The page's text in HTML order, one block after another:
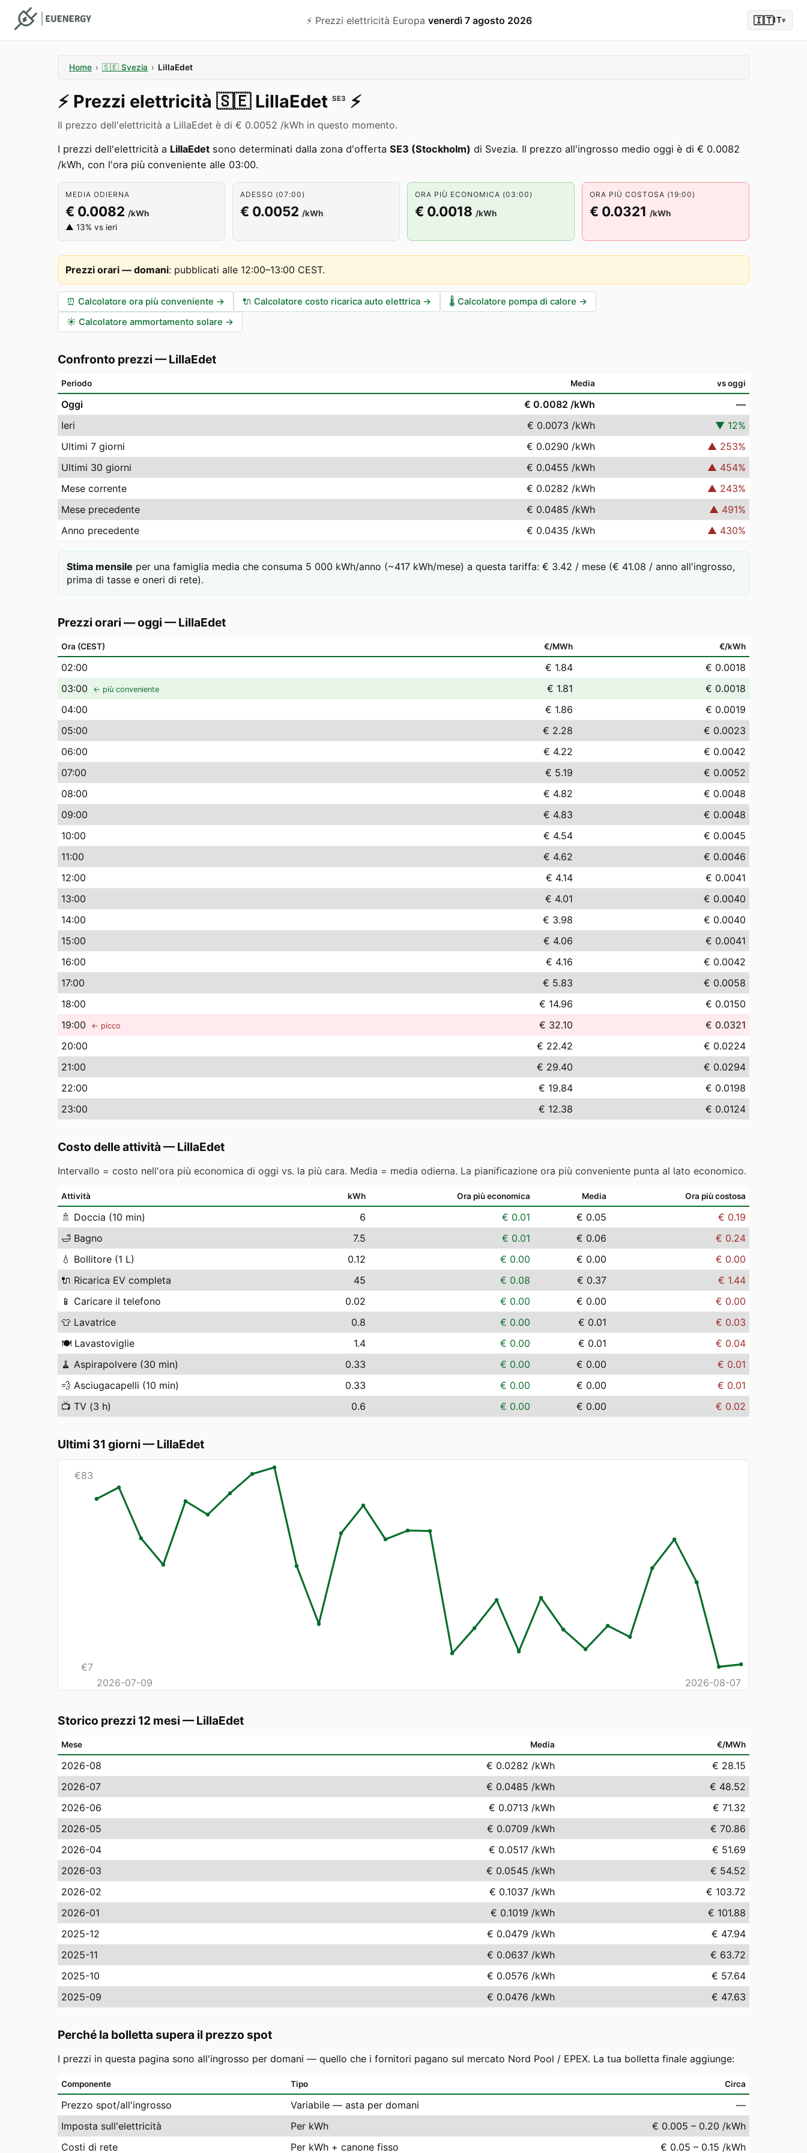
⚡️ Prezzi elettricità Europa venerdì 7 agosto 2026 🇮🇹IT▾
Home › 🇸🇪 Svezia › LillaEdet
⚡️ Prezzi elettricità 🇸🇪 LillaEdet SE3 ⚡️
Il prezzo dell'elettricità a LillaEdet è di € 0.0052 /kWh in questo momento.
I prezzi dell'elettricità a LillaEdet sono determinati dalla zona d'offerta SE3 (Stockholm) di Svezia. Il prezzo all'ingrosso medio oggi è di € 0.0082
/kWh, con l'ora più conveniente alle 03:00.
MEDIA ODIERNA
€ 0.0082 /kWh
▲ 13% vs ieri
ADESSO (07:00)
€ 0.0052 /kWh
ORA PIÙ ECONOMICA (03:00)
€ 0.0018 /kWh
ORA PIÙ COSTOSA (19:00)
€ 0.0321 /kWh
Prezzi orari — domani: pubblicati alle 12:00–13:00 CEST.
⏰ Calcolatore ora più conveniente → 🔌 Calcolatore costo ricarica auto elettrica → 🌡️ Calcolatore pompa di calore →
☀️ Calcolatore ammortamento solare →
Confronto prezzi —LillaEdet
Periodo Media vs oggi
Oggi € 0.0082 /kWh
—
Ieri
€ 0.0073 /kWh ▼ 12%
Ultimi 7 giorni
€ 0.0290 /kWh ▲ 253%
Ultimi 30 giorni
€ 0.0455 /kWh ▲ 454%
Mese corrente
€ 0.0282 /kWh ▲ 243%
Mese precedente
€ 0.0485 /kWh ▲ 491%
Anno precedente
€ 0.0435 /kWh ▲ 430%
Stima mensile per una famiglia media che consuma 5 000 kWh/anno (~417 kWh/mese) a questa tariffa: € 3.42 / mese (€ 41.08 / anno all'ingrosso,
prima di tasse e oneri di rete).
Prezzi orari — oggi —LillaEdet
Ora (CEST) €/MWh €/kWh
02:00 € 1.84
€ 0.0018
03:00 ← più conveniente € 1.81
€ 0.0018
04:00 € 1.86
€ 0.0019
05:00 € 2.28
€ 0.0023
06:00 € 4.22
€ 0.0042
07:00 € 5.19
€ 0.0052
08:00 € 4.82
€ 0.0048
09:00 € 4.83
€ 0.0048
10:00 € 4.54
€ 0.0045
11:00 € 4.62
€ 0.0046
12:00 € 4.14
€ 0.0041
13:00 € 4.01
€ 0.0040
14:00 € 3.98
€ 0.0040
15:00 € 4.06
€ 0.0041
16:00 € 4.16
€ 0.0042
17:00 € 5.83
€ 0.0058
18:00 € 14.96
€ 0.0150
19:00 ← picco € 32.10
€ 0.0321
20:00 € 22.42
€ 0.0224
21:00 € 29.40
€ 0.0294
22:00 € 19.84
€ 0.0198
23:00 € 12.38 € 0.0124
Costo delle attività —LillaEdet
Intervallo = costo nell'ora più economica di oggi vs. la più cara. Media = media odierna. La pianificazione ora più conveniente punta al lato economico.
Attività kWh Ora più economica Media Ora più costosa
🚿 Doccia (10 min) 6 € 0.01 € 0.05
€ 0.19
🛁 Bagno 7.5 € 0.01 € 0.06
€ 0.24
💧 Bollitore (1 L) 0.12 € 0.00 € 0.00
€ 0.00
🔌 Ricarica EV completa 45 € 0.08 € 0.37
€ 1.44
📱 Caricare il telefono 0.02 € 0.00 € 0.00
€ 0.00
👕 Lavatrice 0.8 € 0.00 € 0.01
€ 0.03
🍽️ Lavastoviglie 1.4 € 0.00 € 0.01
€ 0.04
🧹 Aspirapolvere (30 min) 0.33 € 0.00 € 0.00
€ 0.01
💨 Asciugacapelli (10 min) 0.33 € 0.00 € 0.00
€ 0.01
📺 TV (3 h) 0.6 € 0.00 € 0.00 € 0.02
Ultimi 31 giorni —LillaEdet
€83
€7
2026-07-09
2026-08-07
Storico prezzi 12 mesi —LillaEdet
Mese Media €/MWh
2026-08 € 0.0282 /kWh
€ 28.15
2026-07
€ 0.0485 /kWh
€ 48.52
2026-06
€ 0.0713 /kWh
€ 71.32
2026-05
€ 0.0709 /kWh
€ 70.86
2026-04
€ 0.0517 /kWh
€ 51.69
2026-03
€ 0.0545 /kWh
€ 54.52
2026-02
€ 0.1037 /kWh
€ 103.72
2026-01
€ 0.1019 /kWh
€ 101.88
2025-12
€ 0.0479 /kWh
€ 47.94
2025-11
€ 0.0637 /kWh
€ 63.72
2025-10
€ 0.0576 /kWh
€ 57.64
2025-09
€ 0.0476 /kWh € 47.63
Perché la bolletta supera il prezzo spot
I prezzi in questa pagina sono all'ingrosso per domani — quello che i fornitori pagano sul mercato Nord Pool / EPEX. La tua bolletta finale aggiunge:
Componente Tipo Circa
Prezzo spot/all'ingrosso Variabile — asta per domani
—
Imposta sull'elettricità
Per kWh
€ 0.005 – 0.20 /kWh
Costi di rete
Per kWh + canone fisso € 0.05 – 0.15 /kWh